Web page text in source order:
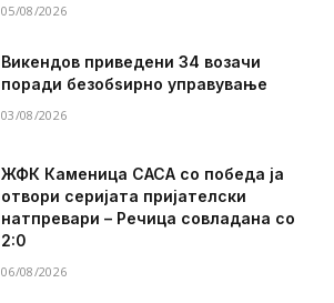
05/08/2026
Викендов приведени 34 возачи
поради безобѕирно управување
03/08/2026
ЖФК Каменица САСА со победа ја
отвори серијата пријателски
натпревари – Речица совладана со
2:0
06/08/2026